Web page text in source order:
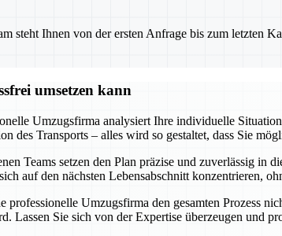
steht Ihnen von der ersten Anfrage bis zum letzten
umsetzen kann
Umzugsfirma analysiert Ihre individuelle
Transports – alles wird so gestaltet, dass Sie
Teams setzen den Plan präzise und zuverlässig in
auf den nächsten Lebensabschnitt konzentrieren,
Umzugsfirma den gesamten Prozess
Sie sich von der Expertise überzeugen und